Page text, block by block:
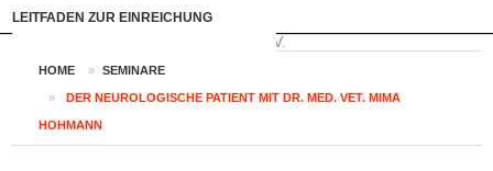
LEITFADEN ZUR EINREICHUNG
HOME » SEMINARE
» DER NEUROLOGISCHE PATIENT MIT DR. MED. VET. MIMA
HOHMANN